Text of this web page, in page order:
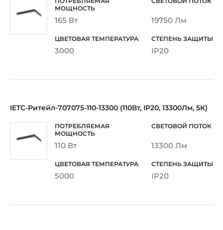
165 Вт 19750 Лм
3000 IP20
IETC-Ритейл-707075-110-13300 (110Вт, IP20, 13300Лм, 5К)
110 Вт 13300 Лм
5000 IP20